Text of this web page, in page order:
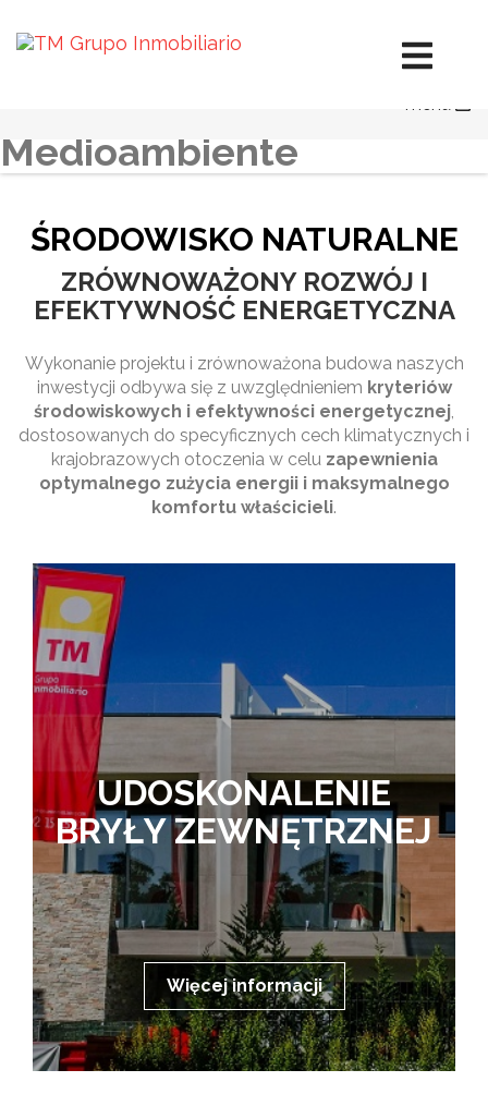
Medioambiente
Raport dotyczący odpowiedzialności korporacyjnej
ŚRODOWISKO NATURALNE
ZRÓWNOWAŻONY ROZWÓJ I
EFEKTYWNOŚĆ ENERGETYCZNA
Wykonanie projektu i zrównoważona budowa naszych
inwestycji odbywa się z uwzględnieniem kryteriów
środowiskowych i efektywności energetycznej,
dostosowanych do specyficznych cech klimatycznych i
krajobrazowych otoczenia w celu zapewnienia
optymalnego zużycia energii i maksymalnego
komfortu właścicieli.
UDOSKONALENIE
BRYŁY ZEWNĘTRZNEJ
Więcej informacji